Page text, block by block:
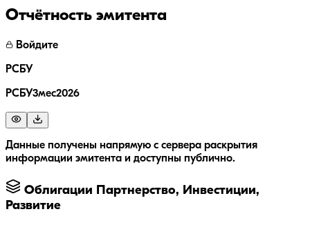
Отчётность эмитента
Войдите
РСБУ
РСБУ3мес2026
Данные получены напрямую с сервера раскрытия
информации эмитента и доступны публично.
Облигации Партнерство, Инвестиции,
Развитие